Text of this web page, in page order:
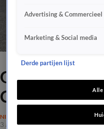
Grote
Cannes een
NIEUWS
3 apr 2020, 10:41
Advertising & Commercieel
Marketing & Social media
Derde partijen lijst
Alle